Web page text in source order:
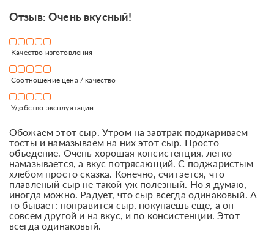
Отзыв: Очень вкусный!
Качество изготовления
Соотношение цена / качество
Удобство эксплуатации
Обожаем этот сыр. Утром на завтрак поджариваем
тосты и намазываем на них этот сыр. Просто
объедение. Очень хорошая консистенция, легко
намазывается, а вкус потрясающий. С поджаристым
хлебом просто сказка. Конечно, считается, что
плавленый сыр не такой уж полезный. Но я думаю,
иногда можно. Радует, что сыр всегда одинаковый. А
то бывает: понравится сыр, покупаешь еще, а он
совсем другой и на вкус, и по консистенции. Этот
всегда одинаковый.